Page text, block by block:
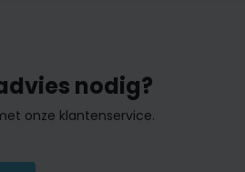
nodig?
onze klantenservice.